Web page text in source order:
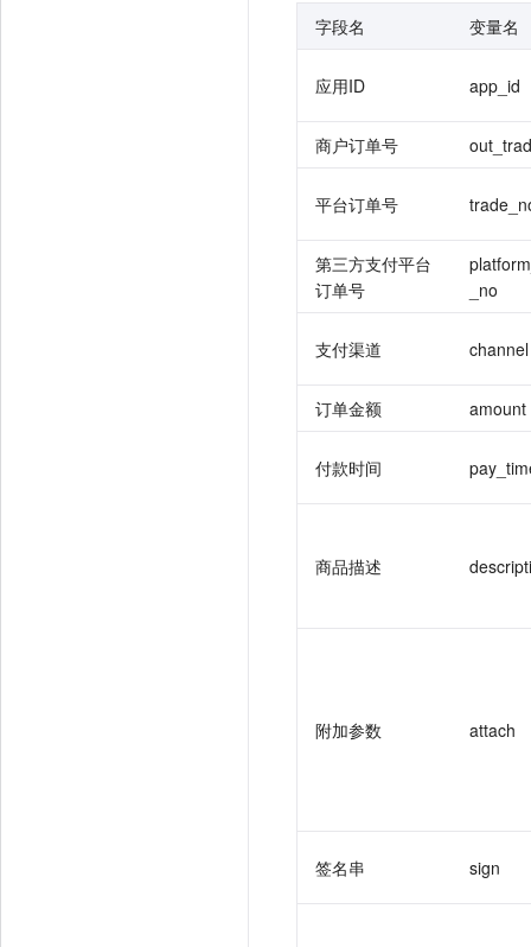
字段名 变量名
应用ID app_id
商户订单号
平台订单号
第三方支付平台
订单号
_no
支付渠道 channel
订单金额 amount
付款时间
商品描述
附加参数 attach
签名串 sign